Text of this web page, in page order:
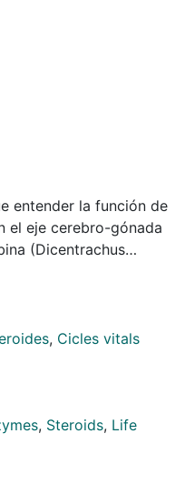
entender la función de
el eje cerebro-gónada
(Dicentrachus
el ensayo del agua
Este método fue
de incubación,
de sustrato,
sin sustrato o cofactor,
así como
(Fadrozole y
recuperaciones.
, Cicles vitals
, Steroids, Life